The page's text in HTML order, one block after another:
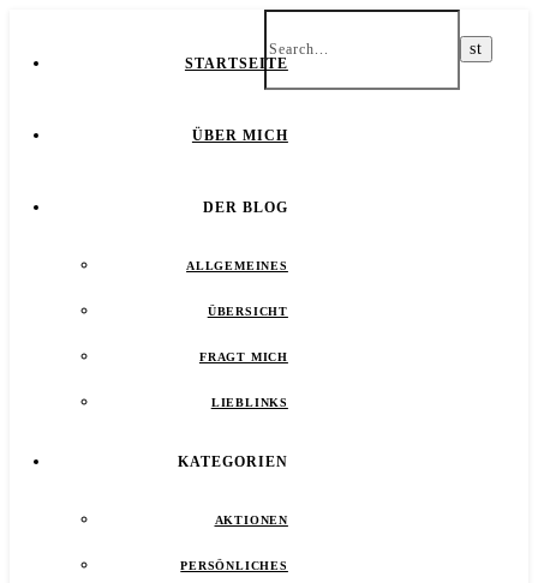
STARTSEITE
ÜBER MICH
DER BLOG
ALLGEMEINES
ÜBERSICHT
FRAGT MICH
LIEBLINKS
KATEGORIEN
AKTIONEN
PERSÖNLICHES